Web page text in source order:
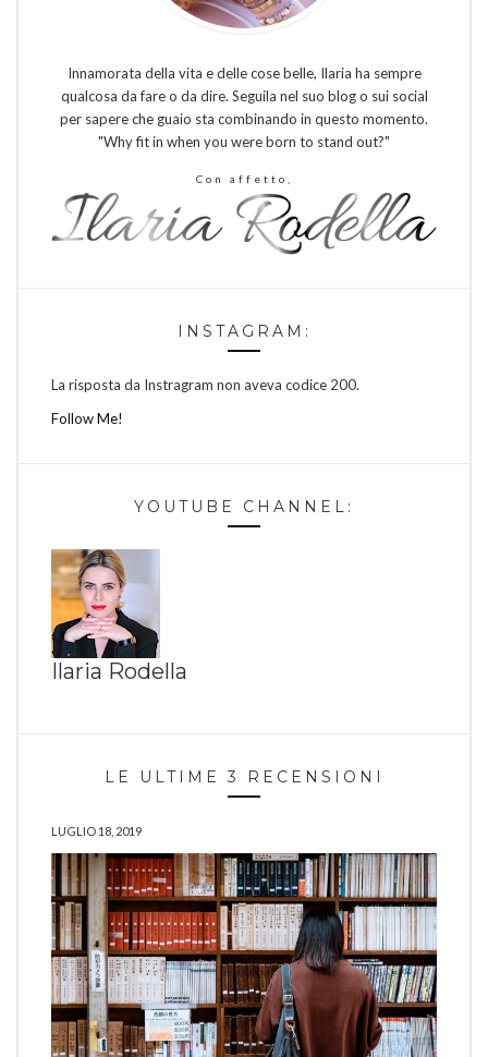
Innamorata della vita e delle cose belle, Ilaria ha sempre
qualcosa da fare o da dire. Seguila nel suo blog o sui social
per sapere che guaio sta combinando in questo momento.
"Why fit in when you were born to stand out?"
Con affetto,
INSTAGRAM:
La risposta da Instragram non aveva codice 200.
Follow Me!
YOUTUBE CHANNEL:
Ilaria Rodella
LE ULTIME 3 RECENSIONI
LUGLIO 18, 2019